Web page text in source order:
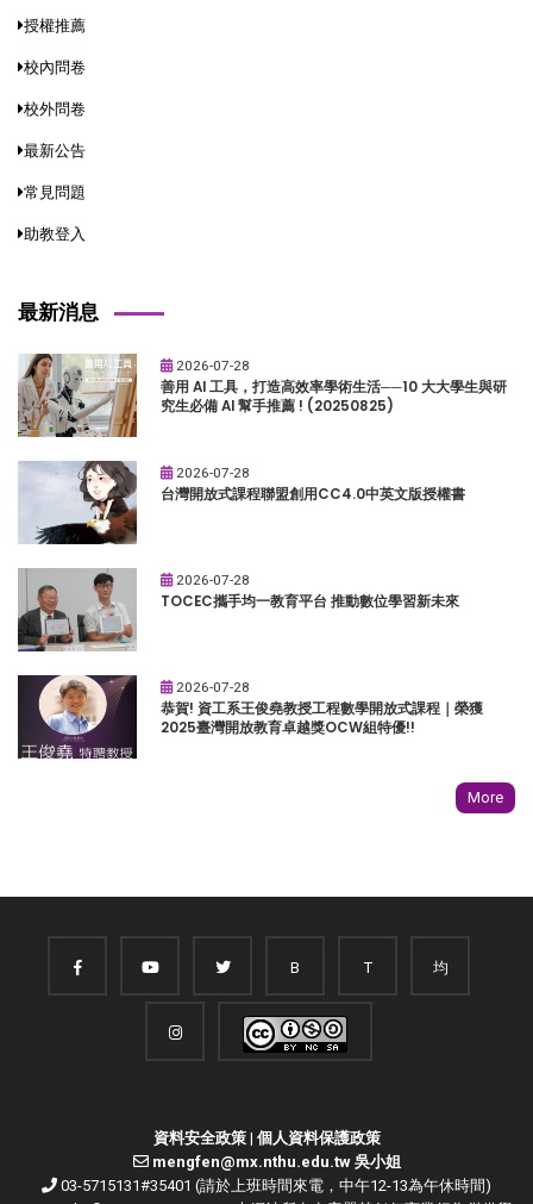
授權推薦
校內問卷
校外問卷
最新公告
常見問題
助教登入
最新消息
2026-07-28
善用 AI 工具，打造高效率學術生活──10 大大學生與研
究生必備 AI 幫手推薦 ! (20250825)
2026-07-28
台灣開放式課程聯盟創用CC4.0中英文版授權書
2026-07-28
TOCEC攜手均一教育平台 推動數位學習新未來
2026-07-28
恭賀! 資工系王俊堯教授工程數學開放式課程｜榮獲
2025臺灣開放教育卓越獎OCW組特優!!
More
B T 均
資料安全政策| 個人資料保護政策
mengfen@mx.nthu.edu.tw 吳小姐
03-5715131#35401 (請於上班時間來電，中午12-13為午休時間)